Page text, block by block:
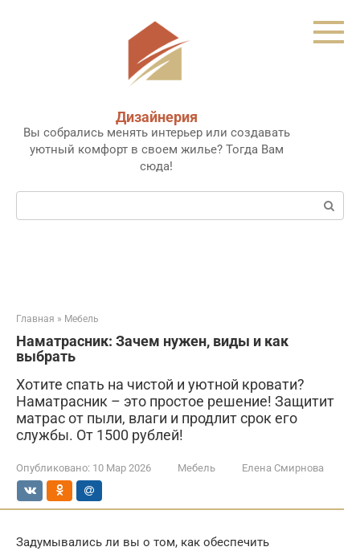
Дизайнерия
Вы собрались менять интерьер или создавать
уютный комфорт в своем жилье? Тогда Вам
сюда!
Поиск:
Главная » Мебель
Наматрасник: Зачем нужен, виды и как
выбрать
Хотите спать на чистой и уютной кровати?
Наматрасник – это простое решение! Защитит
матрас от пыли, влаги и продлит срок его
службы. От 1500 рублей!
Опубликовано: 10 Мар 2026 Мебель Елена Смирнова
Задумывались ли вы о том, как обеспечить